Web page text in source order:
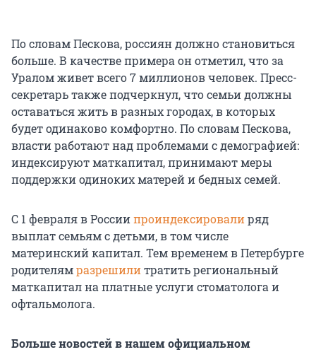
По словам Пескова, россиян должно становиться
больше. В качестве примера он отметил, что за
Уралом живет всего 7 миллионов человек. Пресс-
секретарь также подчеркнул, что семьи должны
оставаться жить в разных городах, в которых
будет одинаково комфортно. По словам Пескова,
власти работают над проблемами с демографией:
индексируют маткапитал, принимают меры
поддержки одиноких матерей и бедных семей.
С 1 февраля в Россиипроиндексировалиряд
выплат семьям с детьми, в том числе
материнский капитал. Тем временем в Петербурге
родителямразрешилитратить региональный
маткапитал на платные услуги стоматолога и
офтальмолога.
Больше новостей в нашем официальном